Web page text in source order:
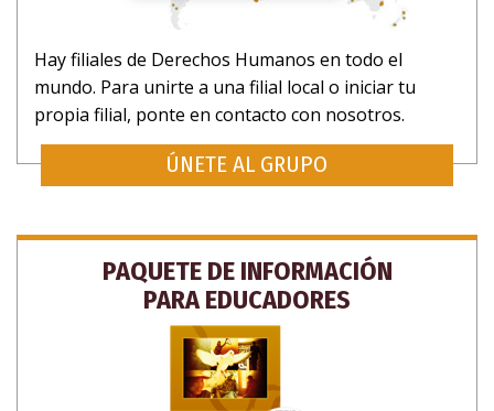
Hay filiales de Derechos Humanos en todo el
mundo. Para unirte a una filial local o iniciar tu
propia filial, ponte en contacto con nosotros.
ÚNETE AL GRUPO
PAQUETE DE INFORMACIÓN
PARA EDUCADORES